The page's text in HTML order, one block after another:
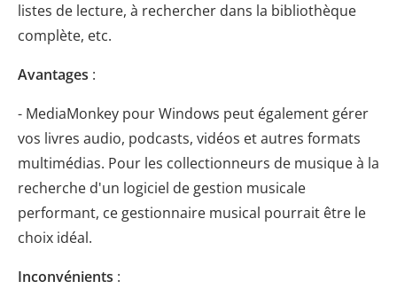
listes de lecture, à rechercher dans la bibliothèque
complète, etc.
Avantages :
- MediaMonkey pour Windows peut également gérer
vos livres audio, podcasts, vidéos et autres formats
multimédias. Pour les collectionneurs de musique à la
recherche d'un logiciel de gestion musicale
performant, ce gestionnaire musical pourrait être le
choix idéal.
Inconvénients :